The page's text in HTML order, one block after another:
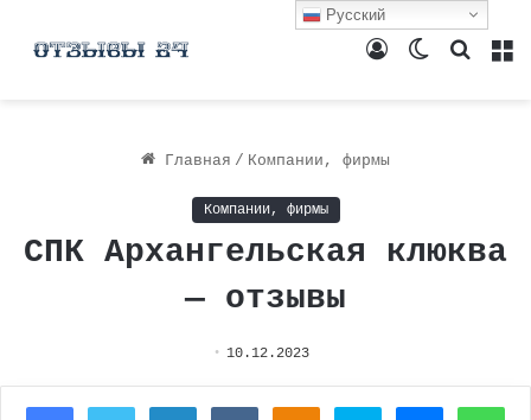
Поиск
Switch
Войти
Главная / Компании, фирмы
Компании, фирмы
СПК Архангельская клюква
— отзывы
10.12.2023
FacebookTwitterLinkedInВконтактеОдноклассники
Skype Messenger
Русский